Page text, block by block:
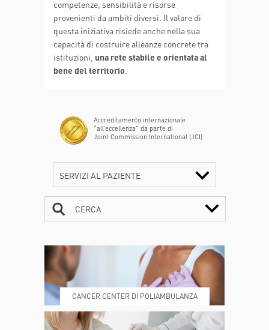
competenze, sensibilità e risorse
provenienti da ambiti diversi. Il valore di
questa iniziativa risiede anche nella sua
capacità di costruire alleanze concrete tra
istituzioni, una rete stabile e orientata al
bene del territorio
Accreditamento internazionale
“all’eccellenza” da parte di
Joint Commission International (JCI)
SERVIZI AL PAZIENTE
DOVE SIAMO ESAMI E VISITE
CERCA
CANCER CENTER DI POLIAMBULANZA